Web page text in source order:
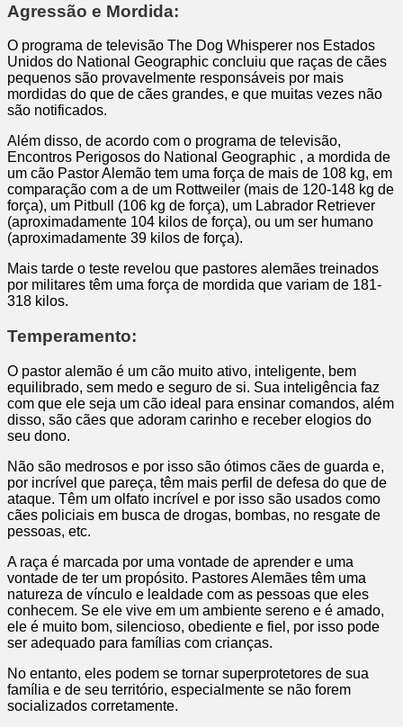
Agressão e Mordida:
O programa de televisão The Dog Whisperer nos Estados
Unidos do National Geographic concluiu que raças de cães
pequenos são provavelmente responsáveis por mais
mordidas do que de cães grandes, e que muitas vezes não
são notificados.
Além disso, de acordo com o programa de televisão,
Encontros Perigosos do National Geographic , a mordida de
um cão Pastor Alemão tem uma força de mais de 108 kg, em
comparação com a de um Rottweiler (mais de 120-148 kg de
força), um Pitbull (106 kg de força), um Labrador Retriever
(aproximadamente 104 kilos de força), ou um ser humano
(aproximadamente 39 kilos de força).
Mais tarde o teste revelou que pastores alemães treinados
por militares têm uma força de mordida que variam de 181-
318 kilos.
Temperamento:
O pastor alemão é um cão muito ativo, inteligente, bem
equilibrado, sem medo e seguro de si. Sua inteligência faz
com que ele seja um cão ideal para ensinar comandos, além
disso, são cães que adoram carinho e receber elogios do
seu dono.
Não são medrosos e por isso são ótimos cães de guarda e,
por incrível que pareça, têm mais perfil de defesa do que de
ataque. Têm um olfato incrível e por isso são usados como
cães policiais em busca de drogas, bombas, no resgate de
pessoas, etc.
A raça é marcada por uma vontade de aprender e uma
vontade de ter um propósito. Pastores Alemães têm uma
natureza de vínculo e lealdade com as pessoas que eles
conhecem. Se ele vive em um ambiente sereno e é amado,
ele é muito bom, silencioso, obediente e fiel, por isso pode
ser adequado para famílias com crianças.
No entanto, eles podem se tornar superprotetores de sua
família e de seu território, especialmente se não forem
socializados corretamente.